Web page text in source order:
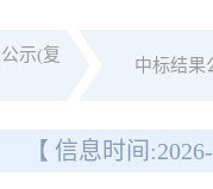
示(复
中标结果
【 信息时间: